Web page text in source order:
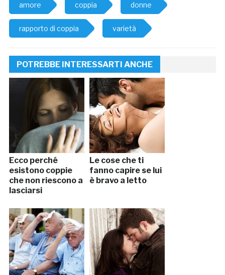
amore coppia donne
rapporto di coppia varietà
POTREBBE INTERESSARTI ANCHE
Ecco perché
esistono coppie
che non riescono a
lasciarsi
Le cose che ti
fanno capire se lui
è bravo a letto